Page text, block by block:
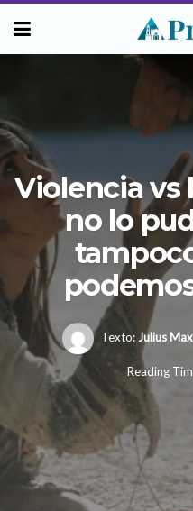
Violencia vs
no lo
Texto: Julius
Reading